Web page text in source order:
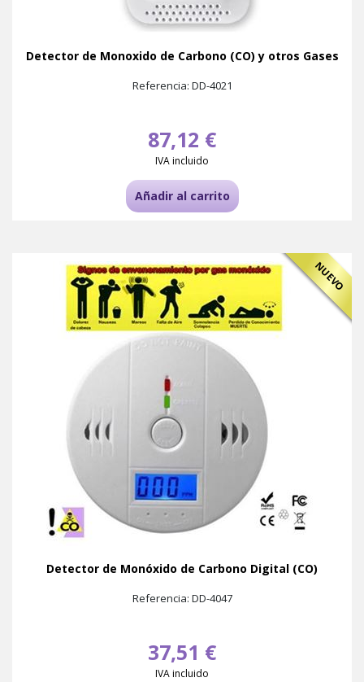
Detector de Monoxido de Carbono (CO) y otros Gases
Referencia: DD-4021
87,12 €
IVA incluido
Añadir al carrito
NUEVO
Detector de Monóxido de Carbono Digital (CO)
Referencia: DD-4047
37,51 €
IVA incluido